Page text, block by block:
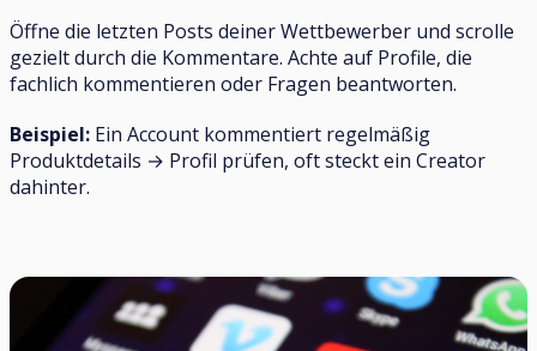
Öffne die letzten Posts deiner Wettbewerber und scrolle
gezielt durch die Kommentare. Achte auf Profile, die
fachlich kommentieren oder Fragen beantworten.
Beispiel: Ein Account kommentiert regelmäßig
Produktdetails → Profil prüfen, oft steckt ein Creator
dahinter.